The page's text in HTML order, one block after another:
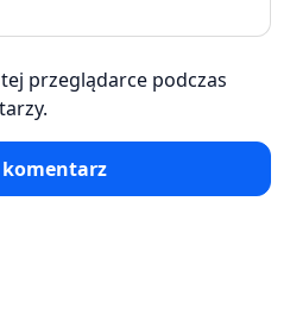
przeglądarce podczas